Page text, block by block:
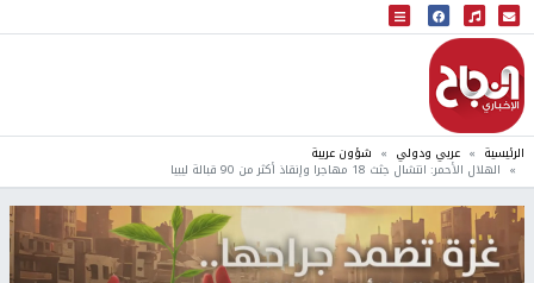
البث المباشر
إذاعة النجاح
الرئيسية عربي ودولي شؤون عربية
الهلال الأحمر: انتشال جثث 18 مهاجرا وإنقاذ أكثر من 90 قبالة ليبيا